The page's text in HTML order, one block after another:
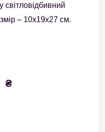
світловідбивний
– 10х19х27 см.
₴